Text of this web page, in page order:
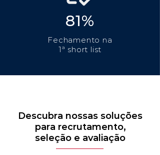
81%
Fechamento na
1ª short list
Descubra nossas soluções
para recrutamento,
seleção e avaliação